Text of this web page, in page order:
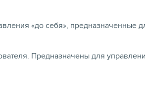
«до себя», предназначенные
Предназначены для